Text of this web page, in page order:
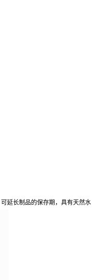
可延长制品的保存期，具有天